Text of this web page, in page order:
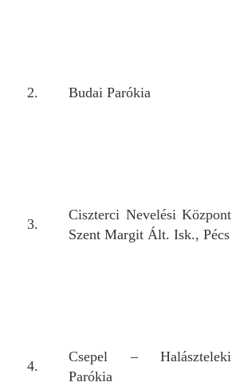
2. Budai Parókia
3.
Ciszterci Nevelési Központ
Szent Margit Ált. Isk., Pécs
4.
Csepel – Halászteleki
Parókia